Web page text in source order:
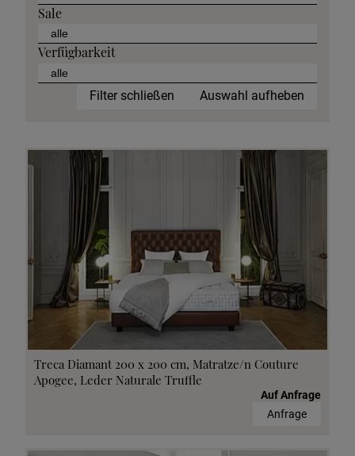
Sale
Verfügbarkeit
Filter schließen Auswahl aufheben
Treca Diamant 200 x 200 cm, Matratze/n Couture
Apogee, Leder Naturale Truffle
Auf Anfrage
Anfrage